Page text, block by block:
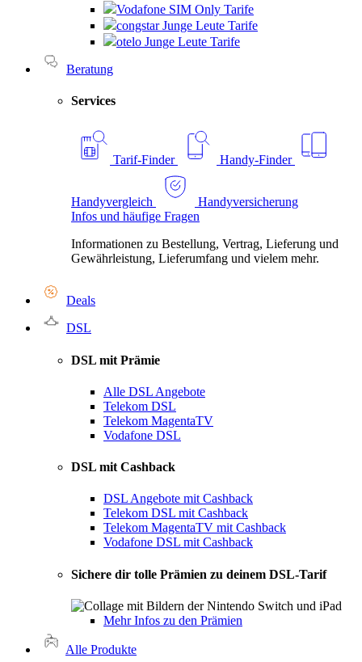
Vodafone SIM Only Tarife
congstar Junge Leute Tarife
otelo Junge Leute Tarife
Beratung
Services
Tarif-Finder Handy-Finder
Handyvergleich
Handyversicherung
Infos und häufige Fragen
Informationen zu Bestellung, Vertrag, Lieferung und
Gewährleistung, Lieferumfang und vielem mehr.
Deals
DSL
DSL mit Prämie
Alle DSL Angebote
Telekom DSL
Telekom MagentaTV
Vodafone DSL
DSL mit Cashback
DSL Angebote mit Cashback
Telekom DSL mit Cashback
Telekom MagentaTV mit Cashback
Vodafone DSL mit Cashback
Sichere dir tolle Prämien zu deinem DSL-Tarif
Mehr Infos zu den Prämien
Alle Produkte